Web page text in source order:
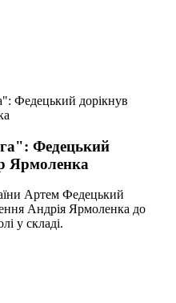
Федецький дорікнув
Федецький
Ярмоленка
Артем Федецький
Андрія Ярмоленка до
у складі.